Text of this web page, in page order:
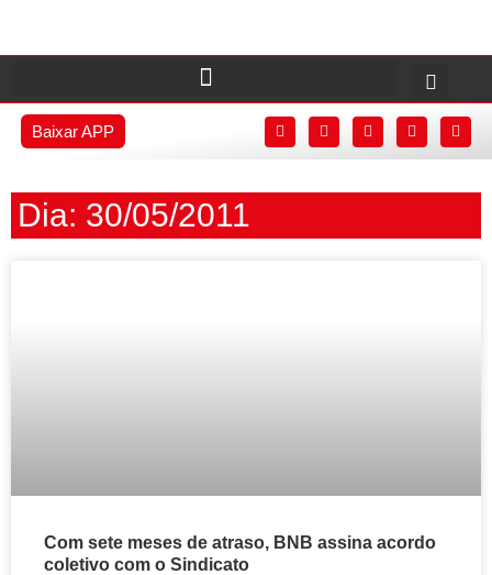
Baixar APP
Dia: 30/05/2011
Com sete meses de atraso, BNB assina acordo
coletivo com o Sindicato